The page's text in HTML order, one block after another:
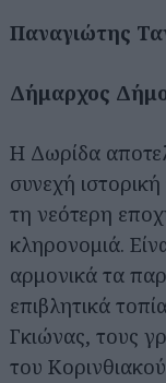
Παναγιώτης
Δήμαρχος
Η Δωρίδα
συνεχή
τη νεότερη
κληρονομιά.
αρμονικά τα
επιβλητικά
Γκιώνας, τους
του